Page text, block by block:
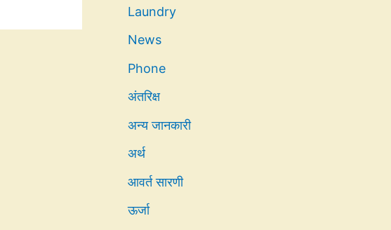
Laundry
News
Phone
अंतरिक्ष
अन्य जानकारी
अर्थ
आवर्त सारणी
ऊर्जा